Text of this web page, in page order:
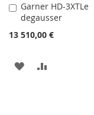
Garner HD-3XTLe
degausser
13 510,00 €
Lägg
till
kundvagn
LÄGG